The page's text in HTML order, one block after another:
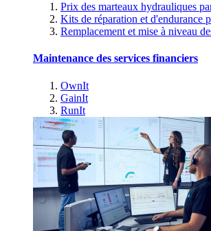
Prix des marteaux hydrauliques
Kits de réparation et d'endurance
Remplacement et mise à niveau
Maintenance des services financiers
OwnIt
GainIt
RunIt